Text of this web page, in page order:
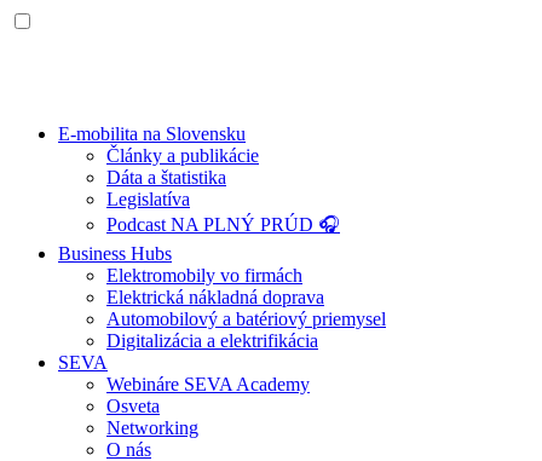
E-mobilita na Slovensku
Články a publikácie
Dáta a štatistika
Legislatíva
Podcast NA PLNÝ PRÚD 🎧
Business Hubs
Elektromobily vo firmách
Elektrická nákladná doprava
Automobilový a batériový priemysel
Digitalizácia a elektrifikácia
SEVA
Webináre SEVA Academy
Osveta
Networking
O nás